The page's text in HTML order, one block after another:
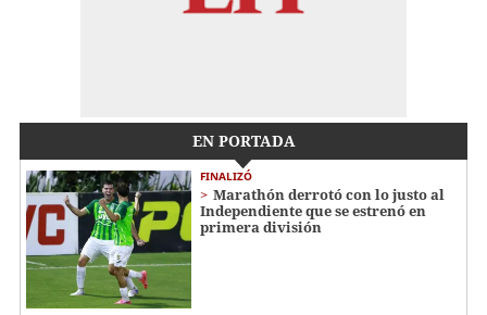
EN PORTADA
FINALIZÓ
Marathón derrotó con lo justo al
Independiente que se estrenó en
primera división